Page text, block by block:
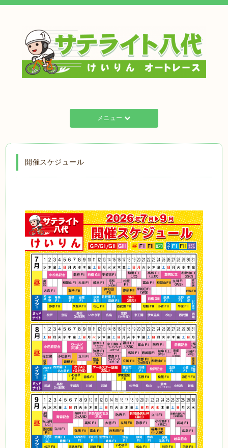
メニュー
開催スケジュール